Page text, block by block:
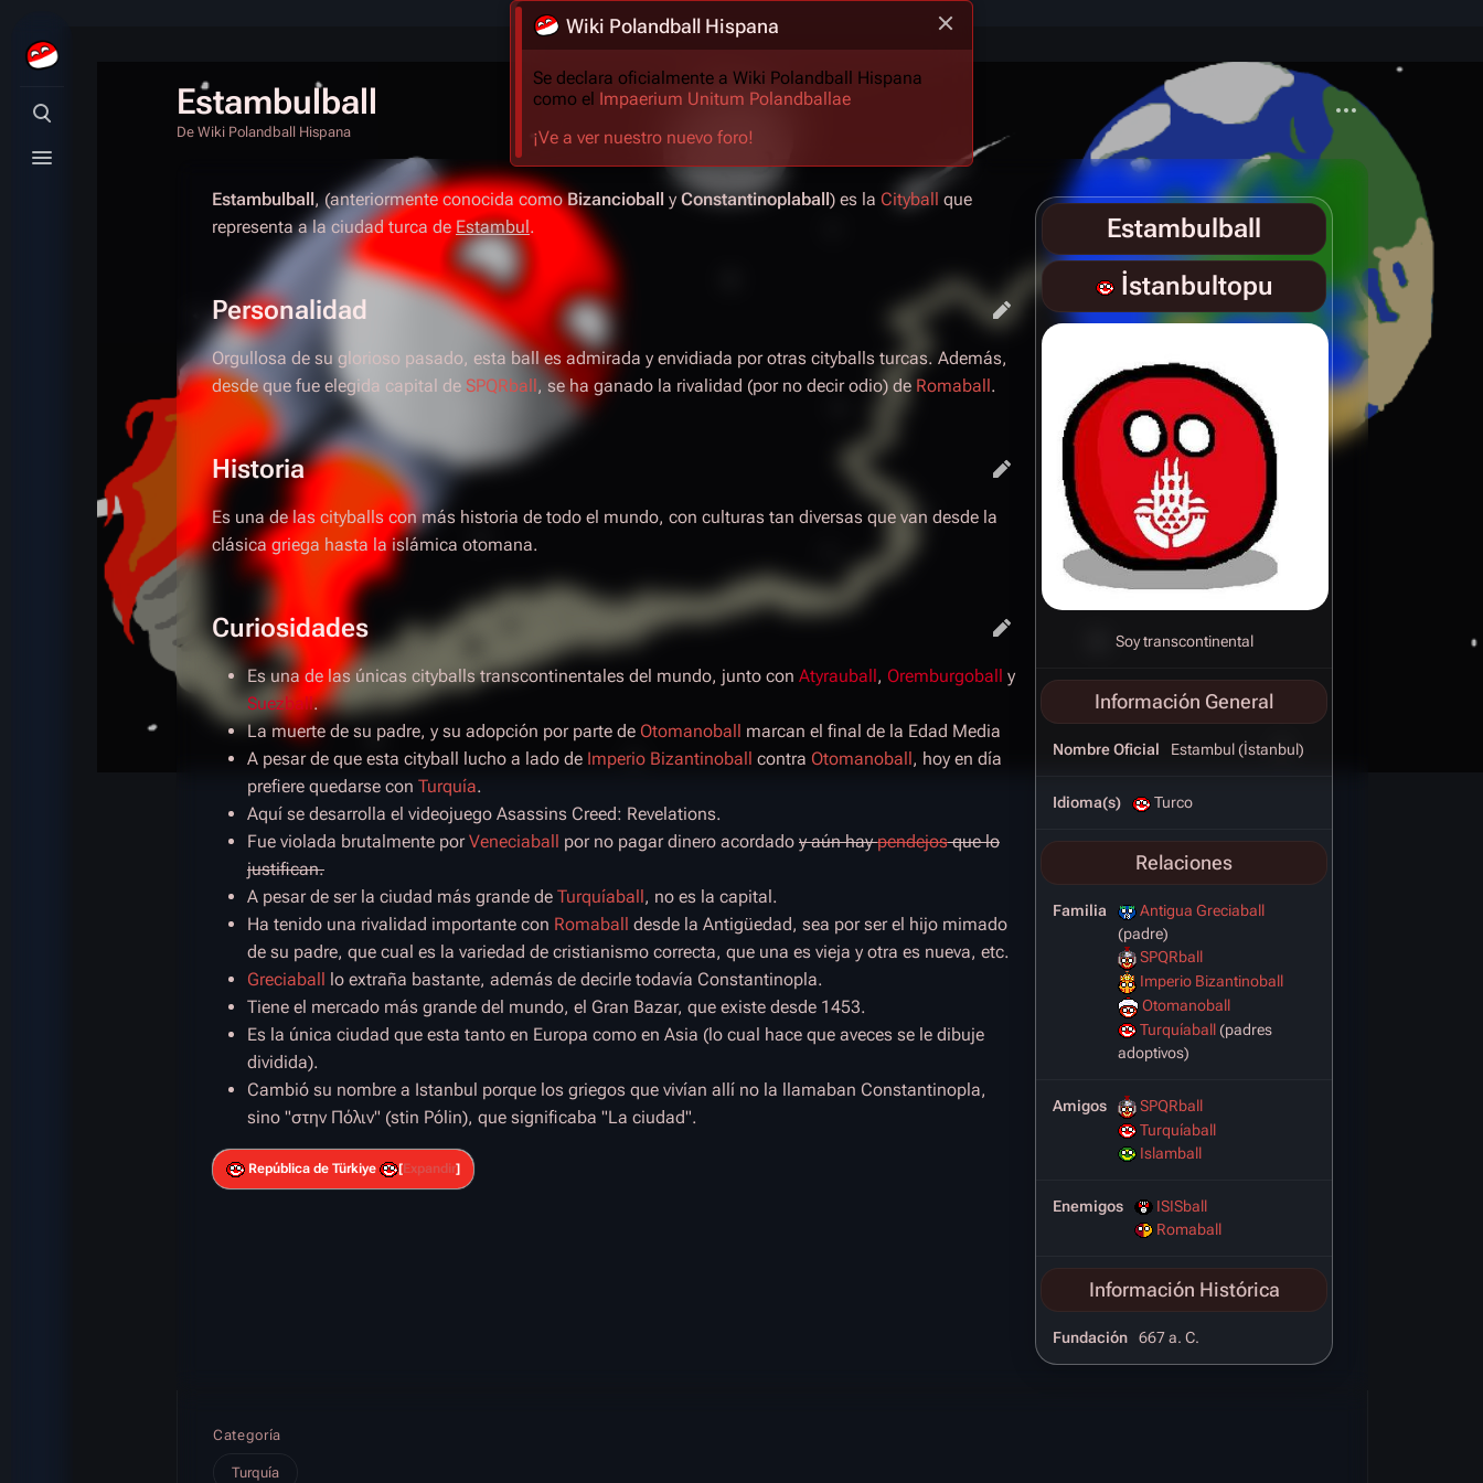
Búsqueda alternativa
Menú alternativo
Wiki Polandball Hispana
Se declara oficialmente a Wiki Polandball Hispana
como el Impaerium Unitum Polandballae
¡Ve a ver nuestro nuevo foro!
Estambulball
De Wiki Polandball Hispana
Más acciones
Estambulball
İstanbultopu
Soy transcontinental
Información General
Nombre Oficial Estambul (İstanbul)
Idioma(s) Turco
Relaciones
Familia
Antigua Greciaball
(padre)
SPQRball
Imperio Bizantinoball
Otomanoball
Turquíaball(padres
adoptivos)
Amigos
SPQRball
Turquíaball
Islamball
Enemigos
ISISball
Romaball
Información Histórica
Fundación 667 a. C.
Estambulball, (anteriormente conocida comoBizancioball y Constantinoplaball) es la Cityball que
representa a la ciudad turca deEstambul.
Personalidad
Orgullosa de su glorioso pasado, esta ball es admirada y envidiada por otras cityballs turcas. Además,
desde que fue elegida capital de SPQRball, se ha ganado la rivalidad (por no decir odio) de Romaball.
Historia
Es una de las cityballs con más historia de todo el mundo, con culturas tan diversas que van desde la
clásica griega hasta la islámica otomana.
Curiosidades
Es una de las únicas cityballs transcontinentales del mundo, junto con Atyrauball, Oremburgoball y
Suezball.
La muerte de su padre, y su adopción por parte de Otomanoball marcan el final de la Edad Media
A pesar de que esta cityball lucho a lado de Imperio Bizantinoball contra Otomanoball, hoy en día
prefiere quedarse con Turquía.
Aquí se desarrolla el videojuego Asassins Creed: Revelations.
Fue violada brutalmente porVeneciaball por no pagar dinero acordado y aún haypendejosque lo
justifican.
A pesar de ser la ciudad más grande de Turquíaball, no es la capital.
Ha tenido una rivalidad importante con Romaball desde la Antigüedad, sea por ser el hijo mimado
de su padre, que cual es la variedad de cristianismo correcta, que una es vieja y otra es nueva, etc.
Greciaball lo extraña bastante, además de decirle todavía Constantinopla.
Tiene el mercado más grande del mundo, el Gran Bazar, que existe desde 1453.
Es la única ciudad que esta tanto en Europa como en Asia (lo cual hace que aveces se le dibuje
dividida).
Cambió su nombre a Istanbul porque los griegos que vivían allí no la llamaban Constantinopla,
sino "στην Πόλιv" (stin Pólin), que significaba "La ciudad".
Expandir
República de Türkiye
Categoría
Turquía